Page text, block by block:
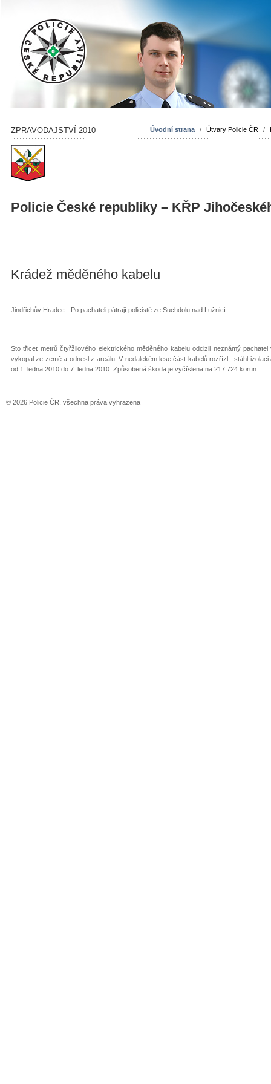
Úvodní strana / Útvary Policie ČR /
ZPRAVODAJSTVÍ 2010
Policie České republiky – KŘP
Krádež měděného kabelu
Jindřichův Hradec - Po pachateli pátrají policisté ze Suchdolu nad Lužnicí.
Sto třicet metrů čtyřžilového elektrického měděného kabelu odcizil neznámý
vykopal ze země a odnesl z areálu. V nedalekém lese část kabelů rozřízl, stáhl
od 1. ledna 2010 do 7. ledna 2010. Způsobená škoda je vyčíslena na 217 724 korun.
© 2026 Policie ČR, všechna práva vyhrazena